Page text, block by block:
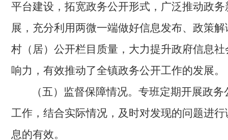
平台建设，拓宽政务公开形式，广泛推动政
展，充分利用两微一端做好信息发布、政策解
村（居）公开栏目质量， 大力提升政府信息
响力 ， 有效推动了全镇政务公开工作的发展。
（五）监督保障情况。 专班定期开展政务
工作，结合实际情况，及时对发现的问题进
息的有效。